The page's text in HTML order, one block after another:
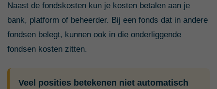
Naast de fondskosten kun je kosten betalen aan je
bank, platform of beheerder. Bij een fonds dat in andere
fondsen belegt, kunnen ook in die onderliggende
fondsen kosten zitten.
Veel posities betekenen niet automatisch